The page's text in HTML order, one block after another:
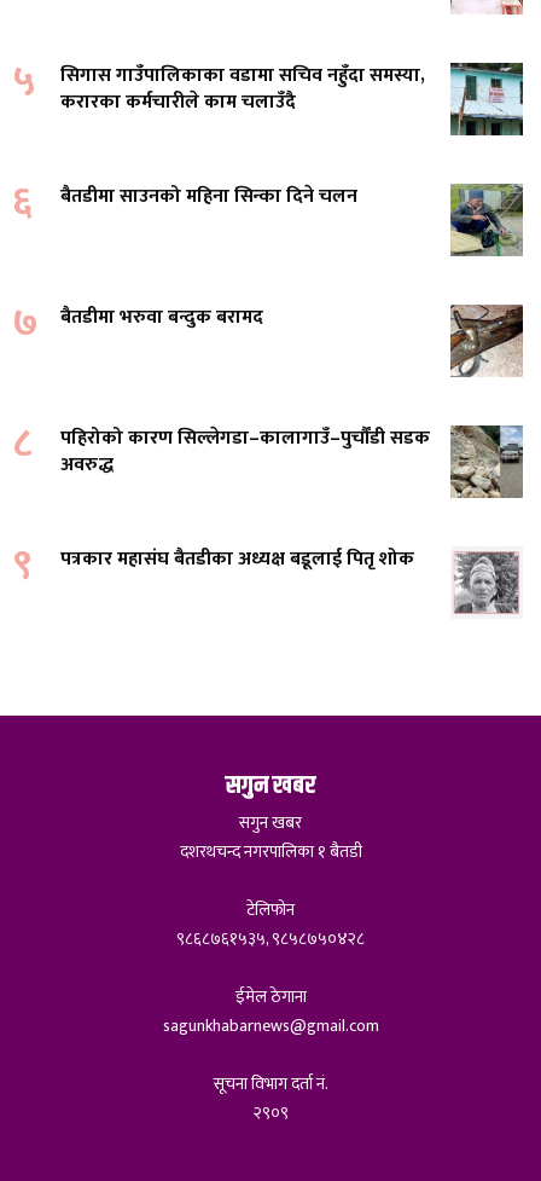
५
सिगास गाउँपालिकाका वडामा सचिव नहुँदा समस्या,
करारका कर्मचारीले काम चलाउँदै
६ बैतडीमा साउनको महिना सिन्का दिने चलन
७ बैतडीमा भरुवा बन्दुक बरामद
८
पहिरोको कारण सिल्लेगडा–कालागाउँ–पुर्चौंडी सडक
अवरुद्ध
९ पत्रकार महासंघ बैतडीका अध्यक्ष बडूलाई पितृ शोक
सगुन खबर
सगुन खबर
दशरथचन्द नगरपालिका १ बैतडी
टेलिफोन
९८६८७६१५३५, ९८५८७५०४२८
ईमेल ठेगाना
sagunkhabarnews@gmail.com
सूचना विभाग दर्ता नं.
२९०९